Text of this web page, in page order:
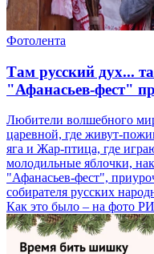
Фотолента
Там русский дух...
"Афанасьев-фест"
Любители волшебного
царевной, где живут-
яга и Жар-птица, где
молодильные яблочки,
"Афанасьев-фест",
собирателя русских
Как это было – на фото